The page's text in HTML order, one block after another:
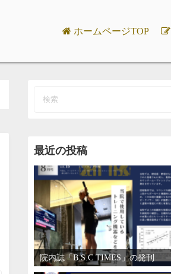
ホームページTOP
最近の投稿
院内誌「B.S.C TIMES」の発刊